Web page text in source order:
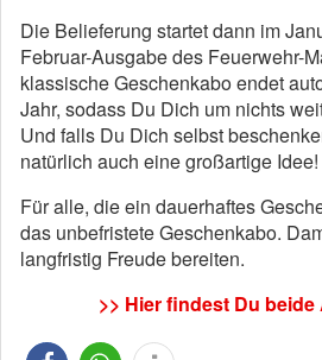
Die Belieferung startet dann im
Februar-Ausgabe des Feuerwehr-
klassische Geschenkabo endet
Jahr, sodass Du Dich um nichts
Und falls Du Dich selbst
natürlich auch eine großartige Idee!
Für alle, die ein dauerhaftes
das unbefristete Geschenkabo.
langfristig Freude bereiten.
>> Hier findest Du beide